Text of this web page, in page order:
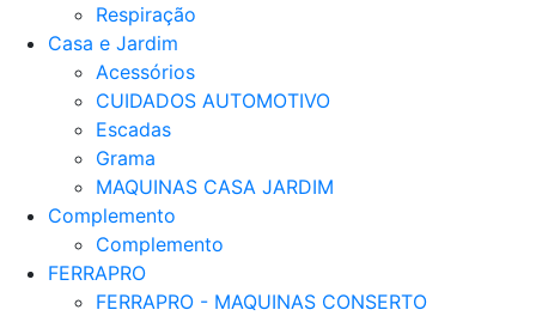
Respiração
Casa e Jardim
Acessórios
CUIDADOS AUTOMOTIVO
Escadas
Grama
MAQUINAS CASA JARDIM
Complemento
Complemento
FERRAPRO
FERRAPRO - MAQUINAS CONSERTO